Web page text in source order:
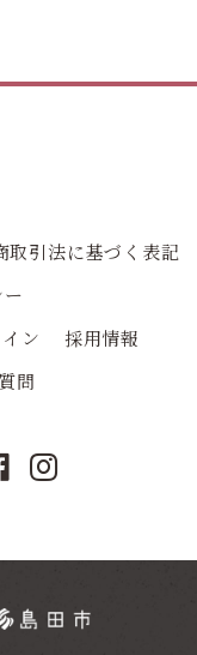
取引法に基づく表記
ン
採用情報
問